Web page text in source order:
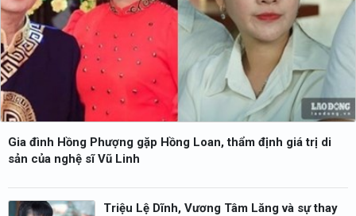
Gia đình Hồng Phượng gặp Hồng Loan, thẩm định giá trị di
sản của nghệ sĩ Vũ Linh
Triệu Lệ Dĩnh, Vương Tâm Lăng và sự thay